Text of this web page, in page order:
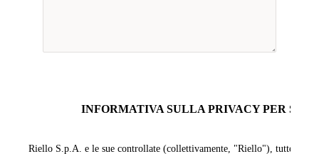
INFORMATIVA SULLA PRIVACY PER SITI
Riello S.p.A. e le sue controllate (collettivamente, "Riello"), tutte